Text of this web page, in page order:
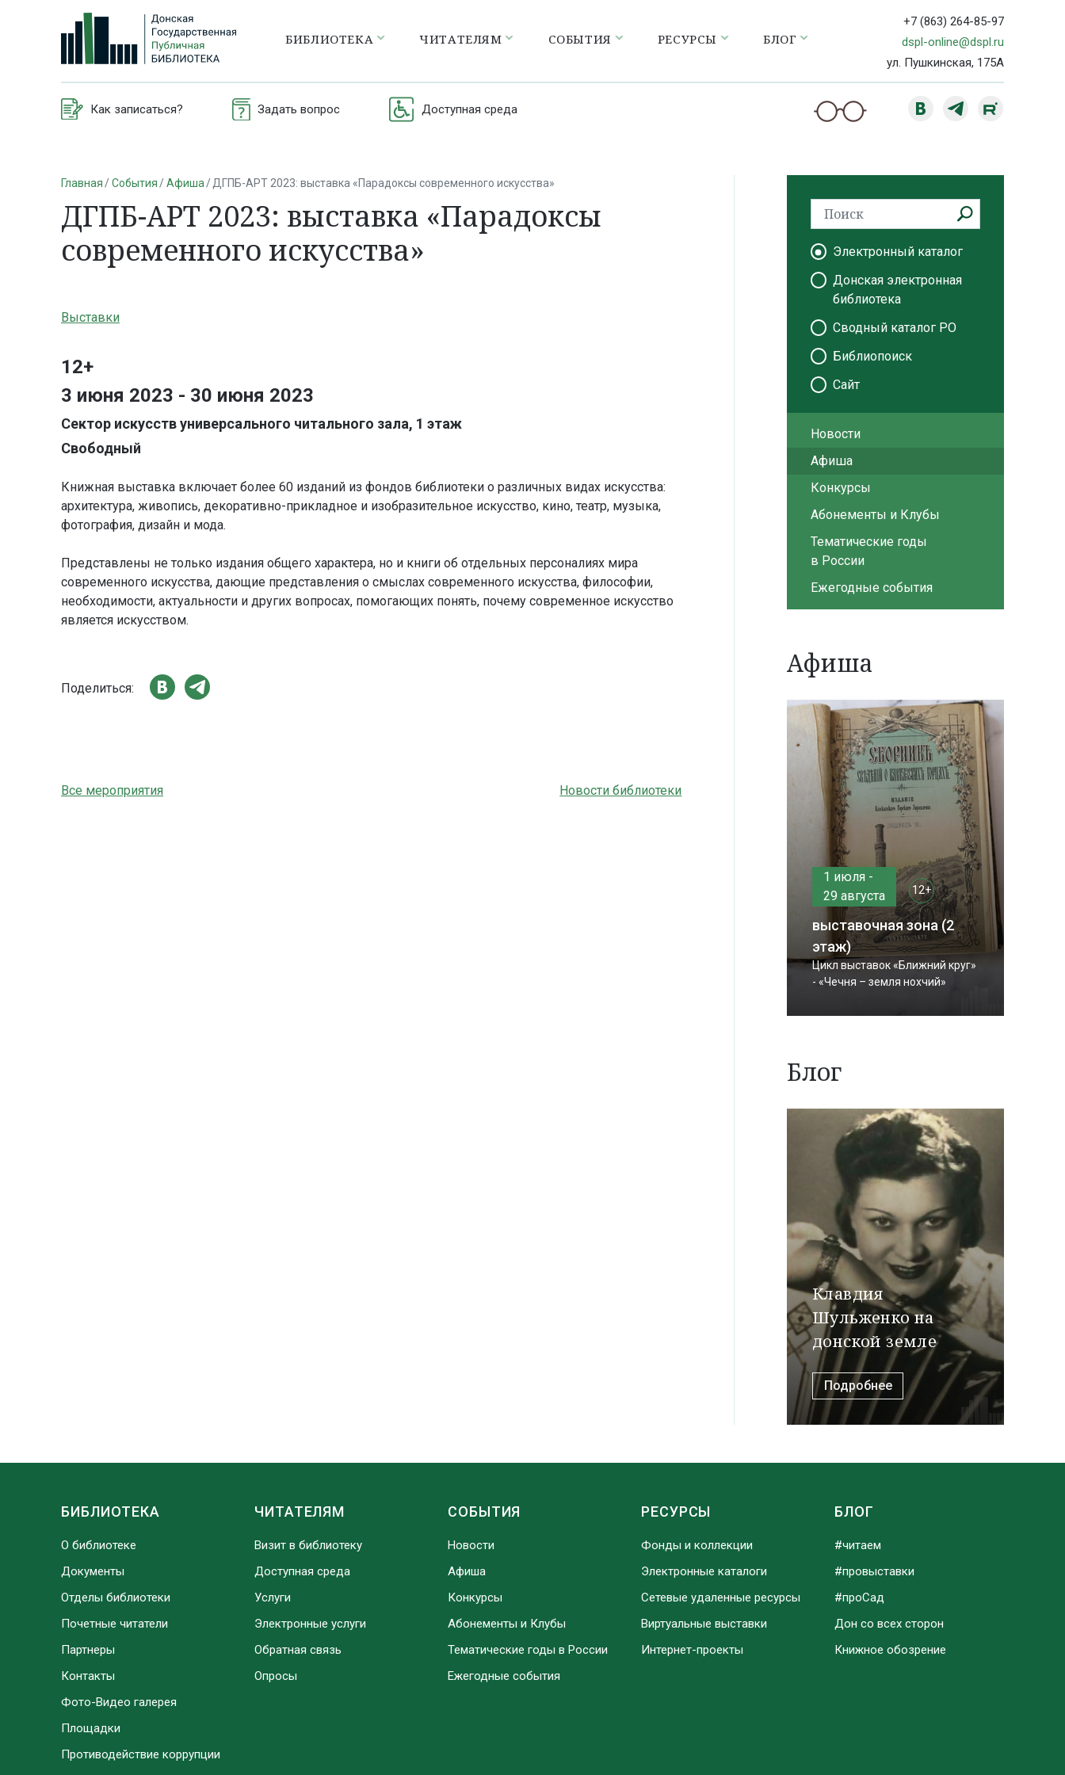
БИБЛИОТЕКА ЧИТАТЕЛЯМ СОБЫТИЯ РЕСУРСЫ БЛОГ
+7 (863) 264-85-97
dspl-online@dspl.ru
ул. Пушкинская, 175А
Как записаться? Задать вопрос Доступная среда
Главная События Афиша ДГПБ-АРТ 2023: выставка «Парадоксы современного искусства»
ДГПБ-АРТ 2023: выставка «Парадоксы
современного искусства»
Выставки
12+
3 июня 2023 - 30 июня 2023
Сектор искусств универсального читального зала, 1 этаж
Свободный
Книжная выставка включает более 60 изданий из фондов библиотеки о различных видах искусства:
архитектура, живопись, декоративно-прикладное и изобразительное искусство, кино, театр, музыка,
фотография, дизайн и мода.
Представлены не только издания общего характера, но и книги об отдельных персоналиях мира
современного искусства, дающие представления о смыслах современного искусства, философии,
необходимости, актуальности и других вопросах, помогающих понять, почему современное искусство
является искусством.
Поделиться:
Все мероприятия Новости библиотеки
Электронный каталог
Донская электронная
библиотека
Сводный каталог РО
Библиопоиск
Сайт
Новости
Афиша
Конкурсы
Абонементы и Клубы
Тематические годы
в России
Ежегодные события
Афиша
1 июля -
29 августа
12+
выставочная зона (2
этаж)
Цикл выставок «Ближний круг»
- «Чечня – земля нохчий»
Блог
Клавдия
Шульженко на
донской земле
Подробнее
БИБЛИОТЕКА
О библиотеке
Документы
Отделы библиотеки
Почетные читатели
Партнеры
Контакты
Фото-Видео галерея
Площадки
Противодействие коррупции
ЧИТАТЕЛЯМ
Визит в библиотеку
Доступная среда
Услуги
Электронные услуги
Обратная связь
Опросы
СОБЫТИЯ
Новости
Афиша
Конкурсы
Абонементы и Клубы
Тематические годы в России
Ежегодные события
РЕСУРСЫ
Фонды и коллекции
Электронные каталоги
Сетевые удаленные ресурсы
Виртуальные выставки
Интернет-проекты
БЛОГ
#читаем
#провыставки
#проСад
Дон со всех сторон
Книжное обозрение